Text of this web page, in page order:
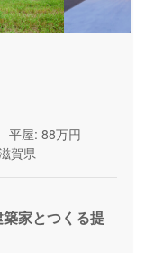
平屋: 88万円
賀県
家とつくる提